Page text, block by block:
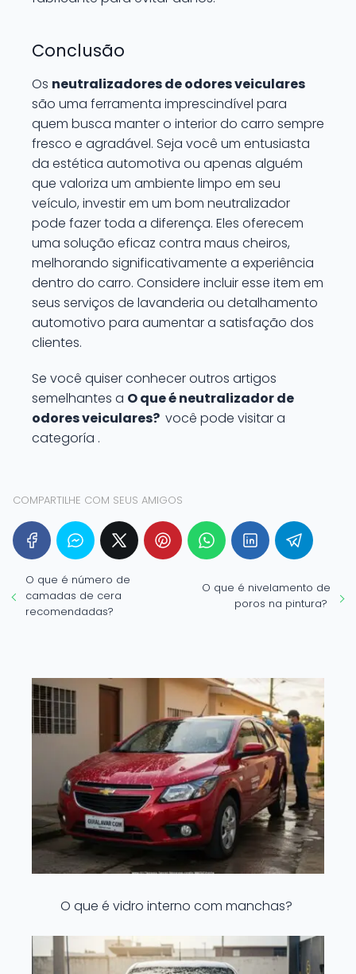
Conclusão
Os neutralizadores de odores veiculares
são uma ferramenta imprescindível para
quem busca manter o interior do carro sempre
fresco e agradável. Seja você um entusiasta
da estética automotiva ou apenas alguém
que valoriza um ambiente limpo em seu
veículo, investir em um bom neutralizador
pode fazer toda a diferença. Eles oferecem
uma solução eficaz contra maus cheiros,
melhorando significativamente a experiência
dentro do carro. Considere incluir esse item em
seus serviços de lavanderia ou detalhamento
automotivo para aumentar a satisfação dos
clientes.
Se você quiser conhecer outros artigos
semelhantes a O que é neutralizador de
odores veiculares? você pode visitar a
categoría .
COMPARTILHE COM SEUS AMIGOS
O que é número de
camadas de cera
recomendadas?
O que é nivelamento de
poros na pintura?
O que é vidro interno com manchas?